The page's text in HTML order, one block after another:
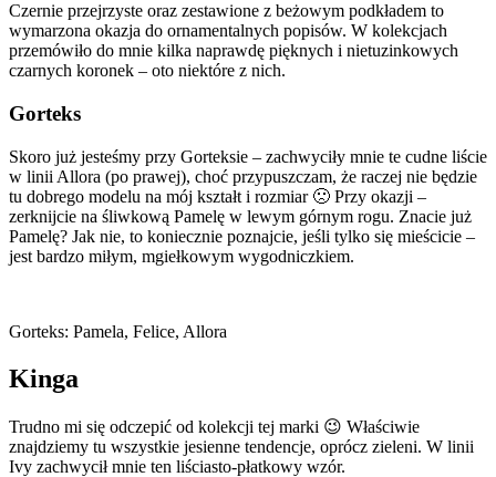
Czernie przejrzyste oraz zestawione z beżowym podkładem to
wymarzona okazja do ornamentalnych popisów. W kolekcjach
przemówiło do mnie kilka naprawdę pięknych i nietuzinkowych
czarnych koronek – oto niektóre z nich.
Gorteks
Skoro już jesteśmy przy Gorteksie – zachwyciły mnie te cudne liście
w linii Allora (po prawej), choć przypuszczam, że raczej nie będzie
tu dobrego modelu na mój kształt i rozmiar 🙁 Przy okazji –
zerknijcie na śliwkową Pamelę w lewym górnym rogu. Znacie już
Pamelę? Jak nie, to koniecznie poznajcie, jeśli tylko się mieścicie –
jest bardzo miłym, mgiełkowym wygodniczkiem.
Gorteks: Pamela, Felice, Allora
Kinga
Trudno mi się odczepić od kolekcji tej marki 😉 Właściwie
znajdziemy tu wszystkie jesienne tendencje, oprócz zieleni. W linii
Ivy zachwycił mnie ten liściasto-płatkowy wzór.